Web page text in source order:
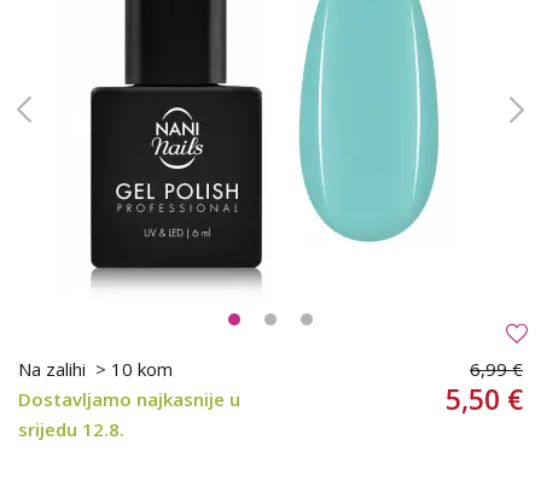
Na zalihi > 10 kom
Dostavljamo najkasnije u
srijedu 12.8.
6,99 €
5,50 €